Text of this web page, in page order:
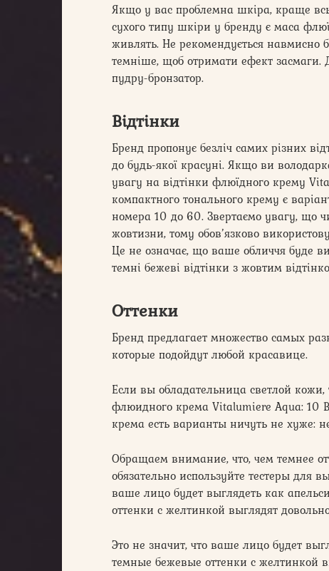
Якщо у вас проблемна шкіра, краще
сухого типу шкіри у бренду є маса
живлять. Не рекомендується навмисно
темніше, щоб отримати ефект засмаги.
пудру-бронзатор.
Відтінки
Бренд пропонує безліч самих різних
до будь-якої красуні. Якщо ви
увагу на відтінки флюїдного крему
компактного тонального крему є
номера 10 до 60. Звертаємо увагу, що
жовтизни, тому обов’язково
Це не означає, що ваше обличчя буде
темні бежеві відтінки з жовтим
Оттенки
Бренд предлагает множество самых
которые подойдут любой красавице.
Если вы обладательница светлой
флюидного крема Vitalumiere Aqua: 10
крема есть варианты ничуть не хуже:
Обращаем внимание, что, чем темнее
обязательно используйте тестеры для
ваше лицо будет выглядеть как
оттенки с желтинкой выглядят
Это не значит, что ваше лицо будет
темные бежевые оттенки с желтинкой